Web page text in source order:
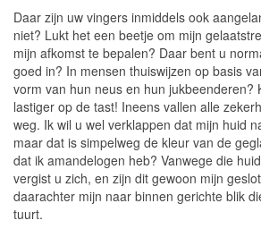
Daar zijn uw vingers inmiddels ook
niet? Lukt het een beetje om mijn
mijn afkomst te bepalen? Daar bent u
goed in? In mensen thuiswijzen op basis
vorm van hun neus en hun jukbeenderen?
lastiger op de tast! Ineens vallen alle
weg. Ik wil u wel verklappen dat mijn huid
maar dat is simpelweg de kleur van de
dat ik amandelogen heb? Vanwege die
vergist u zich, en zijn dit gewoon mijn
daarachter mijn naar binnen gerichte blik
tuurt.